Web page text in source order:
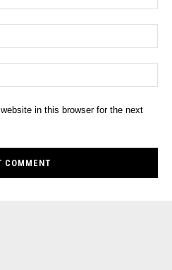
in this browser for the next